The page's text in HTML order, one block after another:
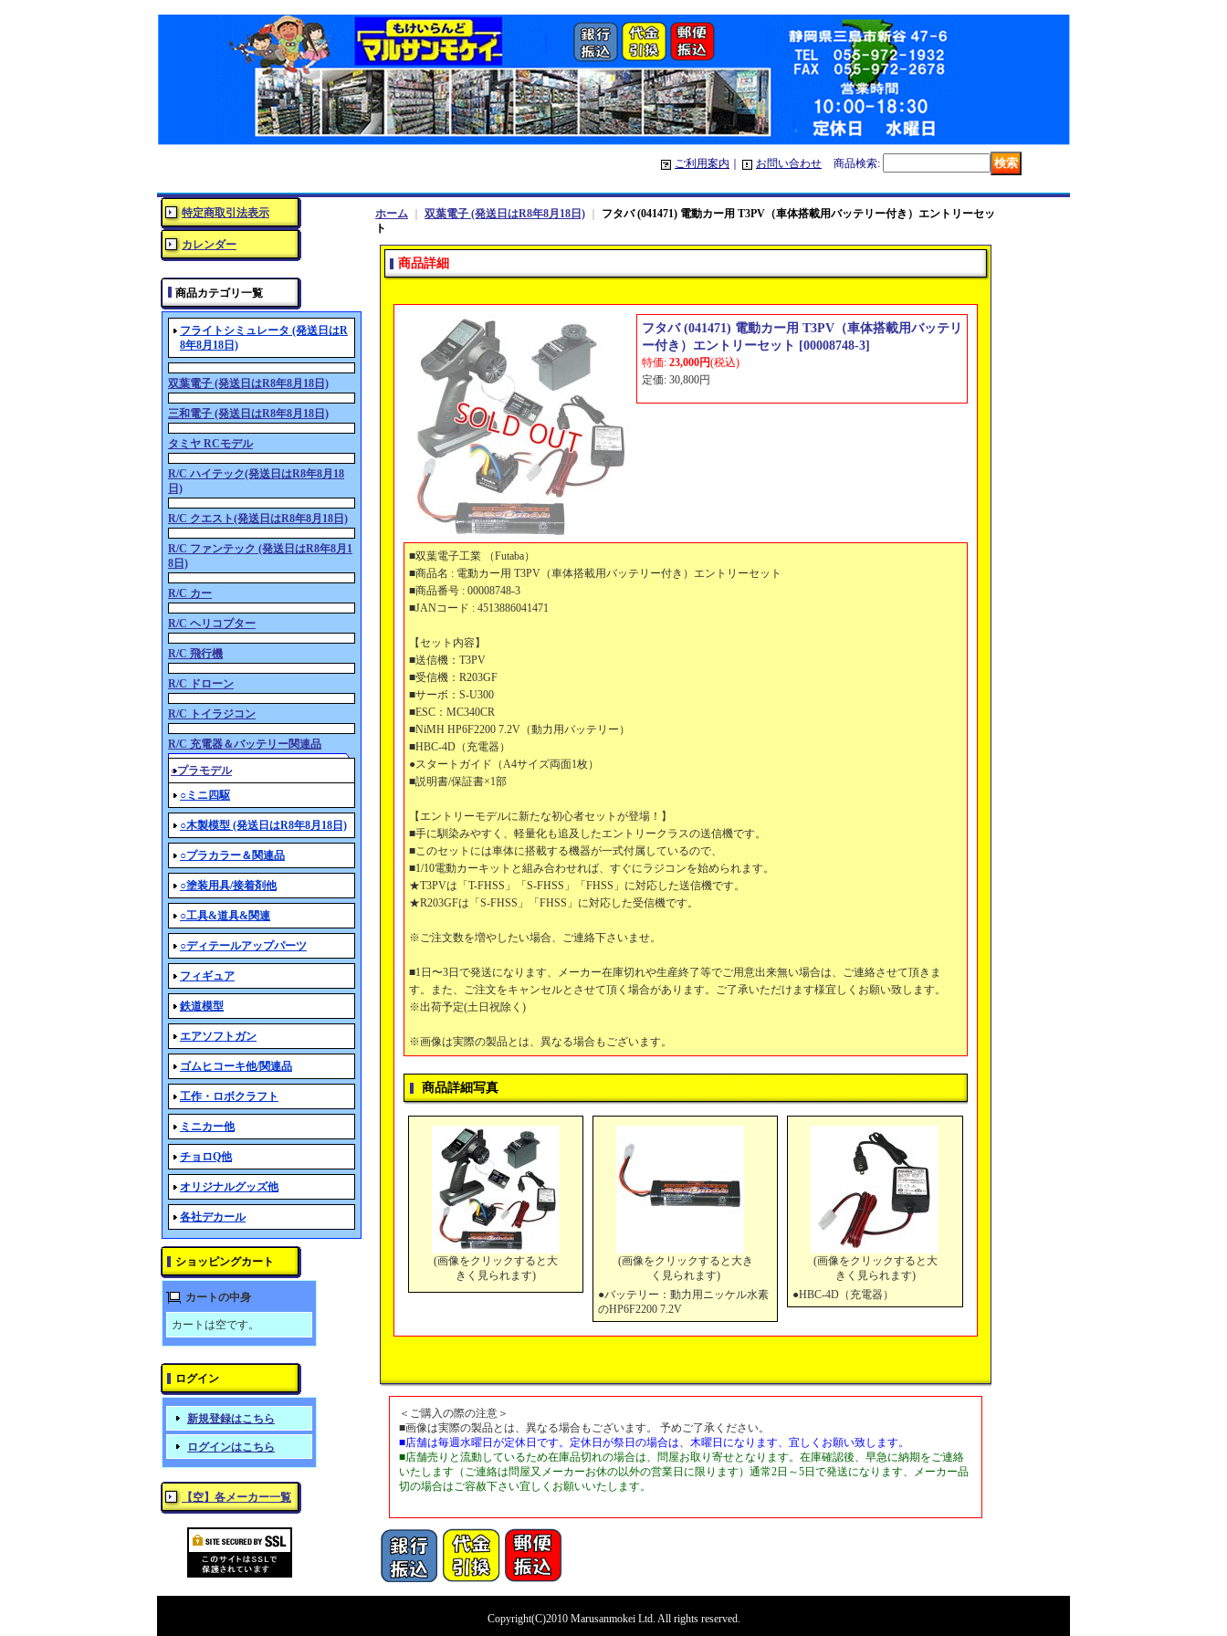
ご利用案内 お問い合わせ 商品検索:
特定商取引法表示
カレンダー
商品カテゴリ一覧
フライトシミュレータ (発送日はR
8年8月18日)
双葉電子 (発送日はR8年8月18日)
三和電子 (発送日はR8年8月18日)
タミヤ RCモデル
R/C ハイテック(発送日はR8年8月18
日)
R/C クエスト(発送日はR8年8月18日)
R/C ファンテック (発送日はR8年8月1
8日)
R/C カー
R/C ヘリコプター
R/C 飛行機
R/C ドローン
R/C トイラジコン
R/C 充電器＆バッテリー関連品
○プラモデル
○ミニ四駆
○木製模型 (発送日はR8年8月18日)
○プラカラー＆関連品
○塗装用具/接着剤他
○工具&道具&関連
○ディテールアップパーツ
フィギュア
鉄道模型
エアソフトガン
ゴムヒコーキ他/関連品
工作・ロボクラフト
ミニカー他
チョロQ他
オリジナルグッズ他
各社デカール
ショッピングカート
カートの中身
カートは空です。
ログイン
新規登録はこちら
ログインはこちら
【空】各メーカー一覧
ホーム 双葉電子 (発送日はR8年8月18日)
フタバ (041471) 電動カー用 T3PV（車体搭載用バッテリー付き）エントリーセッ
ト
商品詳細
フタバ (041471) 電動カー用 T3PV（車体搭載用バッテリ
ー付き）エントリーセット [00008748-3]
特価: 23,000円(税込)
定価: 30,800円
■双葉電子工業 （Futaba）
■商品名 : 電動カー用 T3PV（車体搭載用バッテリー付き）エントリーセット
■商品番号 : 00008748-3
■JANコード : 4513886041471
【セット内容】
■送信機：T3PV
■受信機：R203GF
■サーボ：S-U300
■ESC：MC340CR
■NiMH HP6F2200 7.2V（動力用バッテリー）
■HBC-4D（充電器）
●スタートガイド（A4サイズ両面1枚）
■説明書/保証書×1部
【エントリーモデルに新たな初心者セットが登場！】
■手に馴染みやすく、軽量化も追及したエントリークラスの送信機です。
■このセットには車体に搭載する機器が一式付属しているので、
■1/10電動カーキットと組み合わせれば、すぐにラジコンを始められます。
★T3PVは「T-FHSS」「S-FHSS」「FHSS」に対応した送信機です。
★R203GFは「S-FHSS」「FHSS」に対応した受信機です。
※ご注文数を増やしたい場合、ご連絡下さいませ。
■1日〜3日で発送になります、メーカー在庫切れや生産終了等でご用意出来無い場合は、ご連絡させて頂きま
す。また、ご注文をキャンセルとさせて頂く場合があります。ご了承いただけます様宜しくお願い致します。
※出荷予定(土日祝除く)
※画像は実際の製品とは、異なる場合もございます。
商品詳細写真
(画像をクリックすると大
きく見られます)
(画像をクリックすると大き
く見られます)
●バッテリー：動力用ニッケル水素
のHP6F2200 7.2V
(画像をクリックすると大
きく見られます)
●HBC-4D（充電器）
＜ご購入の際の注意＞
■画像は実際の製品とは、異なる場合もございます。 予めご了承ください。
■店舗は毎週水曜日が定休日です。定休日が祭日の場合は、木曜日になります、宜しくお願い致します。
■店舗売りと流動しているため在庫品切れの場合は、問屋お取り寄せとなります。在庫確認後、早急に納期をご連絡
いたします（ご連絡は問屋又メーカーお休の以外の営業日に限ります）通常2日～5日で発送になります、メーカー品
切の場合はご容赦下さい宜しくお願いいたします。
Copyright(C)2010 Marusanmokei Ltd. All rights reserved.